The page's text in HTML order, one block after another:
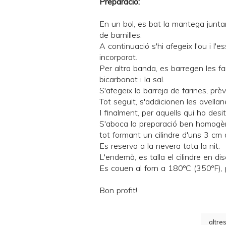
En un bol, es bat la mantega
de barnilles.
A continuació s'hi afegeix l'ou i
incorporat.
Per altra banda, es barregen les
bicarbonat i la sal.
S'afegeix la barreja de farines,
Tot seguit, s'addicionen les
I finalment, per aquells qui ho
S'aboca la preparació ben
tot formant un cilindre d'uns 3 cm
Es reserva a la nevera tota la nit.
L'endemà, es talla el cilindre en
Es couen al forn a 180ºC
Bon profit!